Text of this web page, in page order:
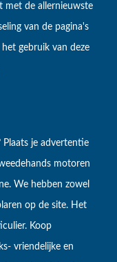
met de allernieuwste
van de pagina's
gebruik van deze
je advertentie
motoren
We hebben zowel
op de site. Het
Koop
vriendelijke en